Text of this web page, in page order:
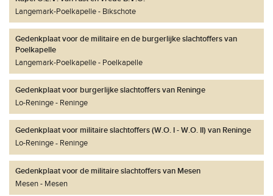
Langemark-Poelkapelle
Bikschote
Gedenkplaat voor de militaire en de burgerlijke slachtoffers van
Poelkapelle
Langemark-Poelkapelle
Poelkapelle
Gedenkplaat voor burgerlijke slachtoffers van Reninge
Lo-Reninge
Reninge
Gedenkplaat voor militaire slachtoffers (W.O. I - W.O. II) van Reninge
Lo-Reninge
Reninge
Gedenkplaat voor de militaire slachtoffers van Mesen
Mesen
Mesen